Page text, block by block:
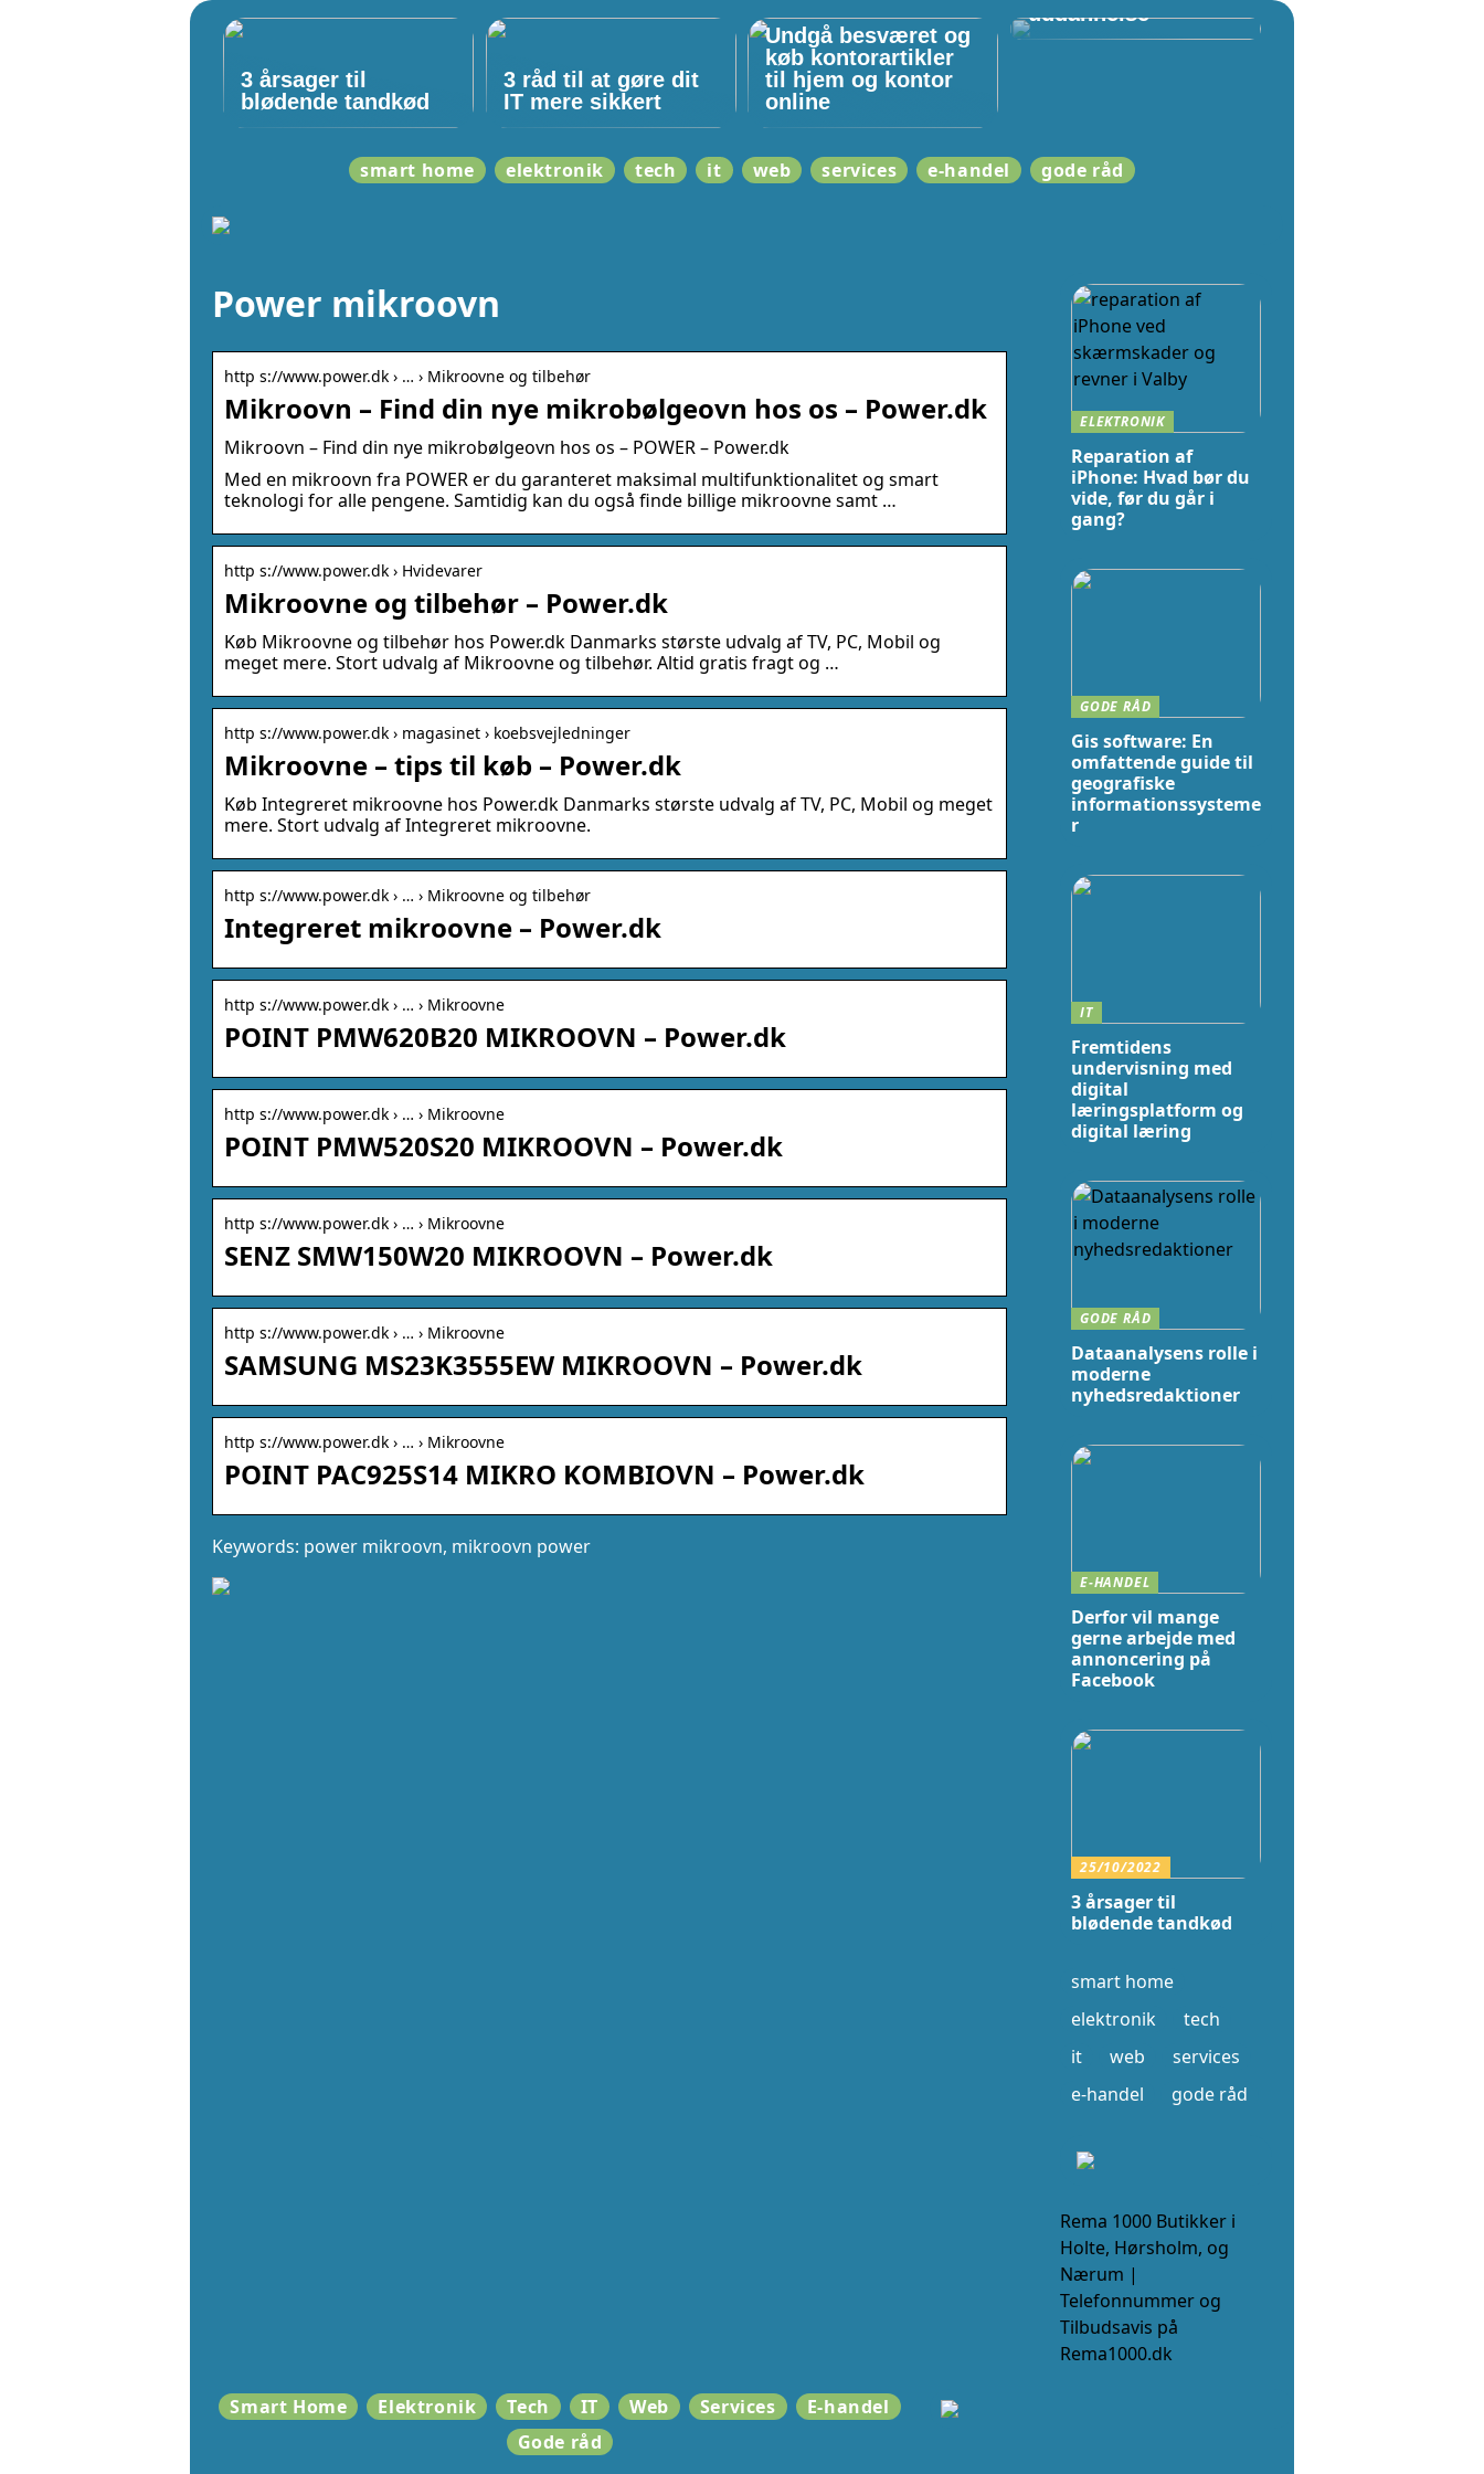
3 årsager til
blødende tandkød
3 råd til at gøre dit
IT mere sikkert
Undgå besværet og
køb kontorartikler
til hjem og kontor
online
uddannelse
smart home elektronik tech it web services e-handel gode råd
Power mikroovn
http s://www.power.dk › … › Mikroovne og tilbehør
Mikroovn – Find din nye mikrobølgeovn hos os – Power.dk
Mikroovn – Find din nye mikrobølgeovn hos os – POWER – Power.dk
Med en mikroovn fra POWER er du garanteret maksimal multifunktionalitet og smart
teknologi for alle pengene. Samtidig kan du også finde billige mikroovne samt …
http s://www.power.dk › Hvidevarer
Mikroovne og tilbehør – Power.dk
Køb Mikroovne og tilbehør hos Power.dk Danmarks største udvalg af TV, PC, Mobil og
meget mere. Stort udvalg af Mikroovne og tilbehør. Altid gratis fragt og …
http s://www.power.dk › magasinet › koebsvejledninger
Mikroovne – tips til køb – Power.dk
Køb Integreret mikroovne hos Power.dk Danmarks største udvalg af TV, PC, Mobil og meget
mere. Stort udvalg af Integreret mikroovne.
http s://www.power.dk › … › Mikroovne og tilbehør
Integreret mikroovne – Power.dk
http s://www.power.dk › … › Mikroovne
POINT PMW620B20 MIKROOVN – Power.dk
http s://www.power.dk › … › Mikroovne
POINT PMW520S20 MIKROOVN – Power.dk
http s://www.power.dk › … › Mikroovne
SENZ SMW150W20 MIKROOVN – Power.dk
http s://www.power.dk › … › Mikroovne
SAMSUNG MS23K3555EW MIKROOVN – Power.dk
http s://www.power.dk › … › Mikroovne
POINT PAC925S14 MIKRO KOMBIOVN – Power.dk
Keywords: power mikroovn, mikroovn power
ELEKTRONIK
Reparation af
iPhone: Hvad bør du
vide, før du går i
gang?
GODE RÅD
Gis software: En
omfattende guide til
geografiske
informationssysteme
r
IT
Fremtidens
undervisning med
digital
læringsplatform og
digital læring
GODE RÅD
Dataanalysens rolle i
moderne
nyhedsredaktioner
E-HANDEL
Derfor vil mange
gerne arbejde med
annoncering på
Facebook
25/10/2022
3 årsager til
blødende tandkød
smart home
elektronik
tech
it
web
services
e-handel
gode råd
Rema 1000 Butikker i
Holte, Hørsholm, og
Nærum |
Telefonnummer og
Tilbudsavis på
Rema1000.dk
Smart Home Elektronik Tech IT Web Services
E-handel
Gode råd